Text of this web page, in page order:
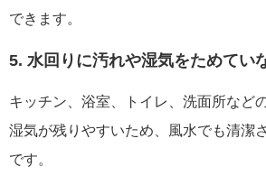
できます。
5. 水回りに汚れや湿気をためてい
キッチン、浴室、トイレ、洗面所など
湿気が残りやすいため、風水でも清潔
です。